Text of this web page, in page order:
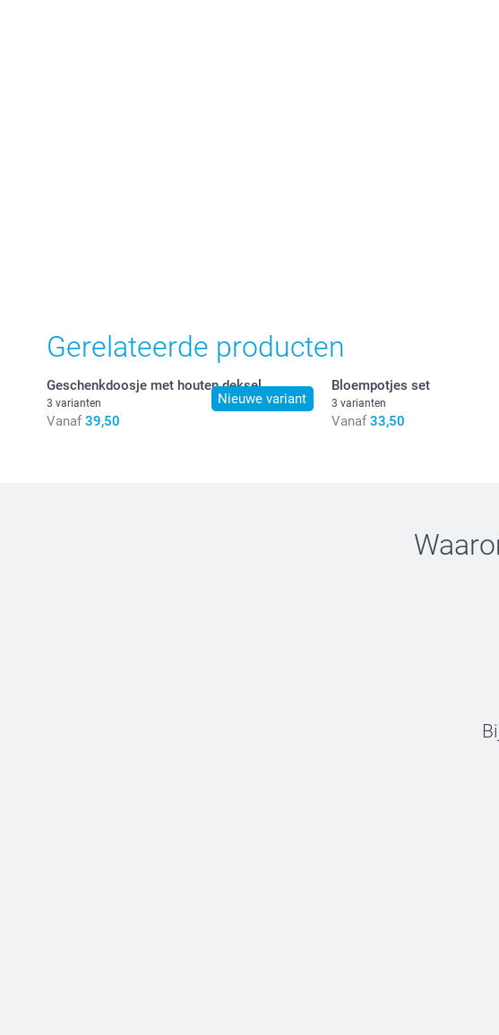
Gerelateerde producten
Nieuwe variant
Geschenkdoosje met houten deksel
3 varianten
Vanaf 39,50
Bloempotjes set
3 varianten
Vanaf 33,50